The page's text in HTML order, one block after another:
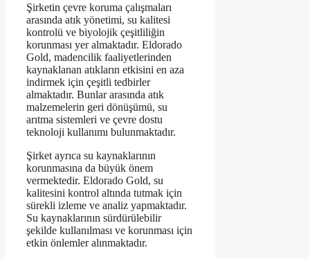
Şirketin çevre koruma çalışmaları
arasında atık yönetimi, su kalitesi
kontrolü ve biyolojik çeşitliliğin
korunması yer almaktadır. Eldorado
Gold, madencilik faaliyetlerinden
kaynaklanan atıkların etkisini en aza
indirmek için çeşitli tedbirler
almaktadır. Bunlar arasında atık
malzemelerin geri dönüşümü, su
arıtma sistemleri ve çevre dostu
teknoloji kullanımı bulunmaktadır.
Şirket ayrıca su kaynaklarının
korunmasına da büyük önem
vermektedir. Eldorado Gold, su
kalitesini kontrol altında tutmak için
sürekli izleme ve analiz yapmaktadır.
Su kaynaklarının sürdürülebilir
şekilde kullanılması ve korunması için
etkin önlemler alınmaktadır.